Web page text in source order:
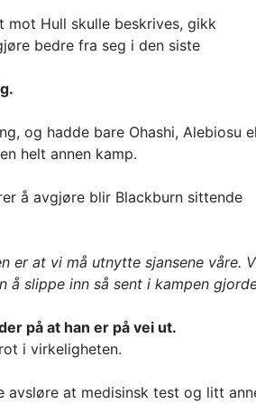
mot Hull skulle beskrives, gikk
bedre fra seg i den siste
og hadde bare Ohashi, Alebiosu
helt annen kamp.
å avgjøre blir Blackburn sittende
er at vi må utnytte sjansene våre.
slippe inn så sent i kampen
på at han er på vei ut.
i virkeligheten.
avsløre at medisinsk test og litt